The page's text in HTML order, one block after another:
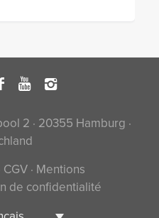
2 · 20355 Hamburg ·
CGV· Mentions
de confidentialité